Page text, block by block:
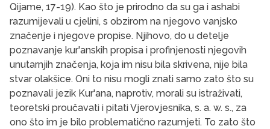
Qijame, 17-19). Kao što je prirodno da su ga i ashabi
razumijevali u cjelini, s obzirom na njegovo vanjsko
značenje i njegove propise. Njihovo, do u detelje
poznavanje kur'anskih propisa i profinjenosti njegovih
unutarnjih značenja, koja im nisu bila skrivena, nije bila
stvar olakšice. Oni to nisu mogli znati samo zato što su
poznavali jezik Kur'ana, naprotiv, morali su istraživati,
teoretski proučavati i pitati Vjerovjesnika, s. a. w. s., za
ono što im je bilo problematično razumjeti. To zato što